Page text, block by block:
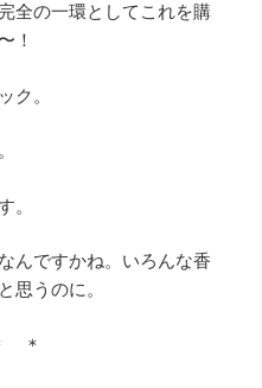
全の一環としてこれを購
！
ク。
。
んですかね。いろんな香
思うのに。
＊